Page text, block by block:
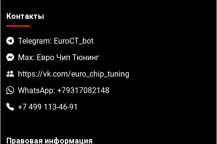
Контакты
Telegram: EuroCT_bot
Max: Евро Чип Тюнинг
https://vk.com/euro_chip_tuning
WhatsApp: +79317082148
+7 499 113-46-91
Правовая информация